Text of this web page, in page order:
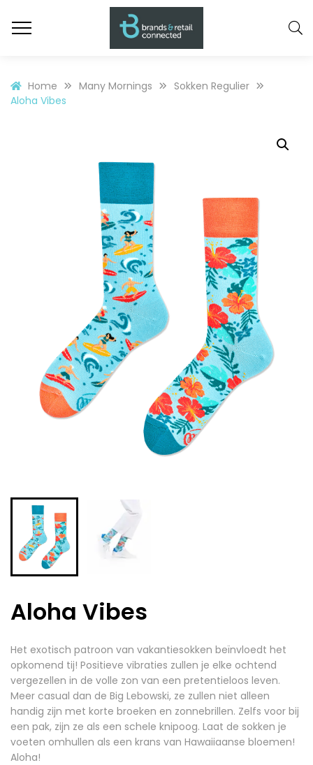
Home Many Mornings
Sokken Regulier
Aloha Vibes
Aloha Vibes
Het exotisch patroon van vakantiesokken beïnvloedt het
opkomend tij! Positieve vibraties zullen je elke ochtend
vergezellen in de volle zon van een pretentieloos leven.
Meer casual dan de Big Lebowski, ze zullen niet alleen
handig zijn met korte broeken en zonnebrillen. Zelfs voor bij
een pak, zijn ze als een schele knipoog. Laat de sokken je
voeten omhullen als een krans van Hawaiiaanse bloemen!
Aloha!